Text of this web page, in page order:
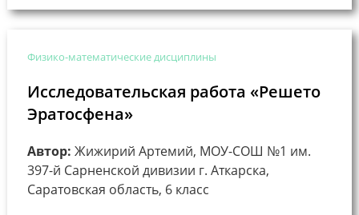
Физико-математические дисциплины
Исследовательская работа «Решето
Эратосфена»
Автор: Жижирий Артемий, МОУ-СОШ №1 им.
397-й Сарненской дивизии г. Аткарска,
Саратовская область, 6 класс